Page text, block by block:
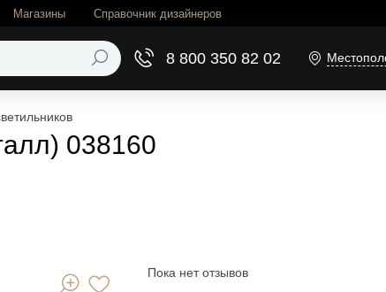
Магазины Справочник дизайнеров
8 800 350 82 02
038160
Пока нет отзывов